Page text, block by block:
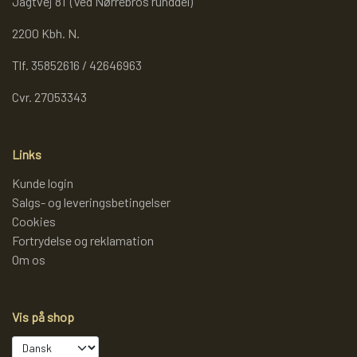
2200 Kbh. N.
Tlf. 35852616 / 42646963
Cvr. 27053343
Links
Kunde login
Salgs- og leveringsbetingelser
Cookies
Fortrydelse og reklamation
Om os
Vis på shop